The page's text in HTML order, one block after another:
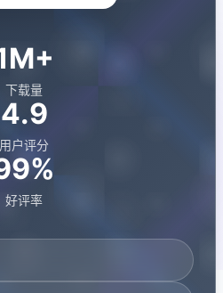
下载量
4.9
用户评分
好评率